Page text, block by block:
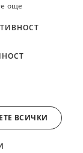
още
ВСИЧКИ